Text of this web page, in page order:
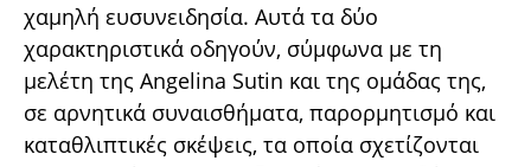
χαμηλή ευσυνειδησία. Αυτά τα δύο
χαρακτηριστικά οδηγούν, σύμφωνα με τη
μελέτη της Angelina Sutin και της ομάδας της,
σε αρνητικά συναισθήματα, παρορμητισμό και
καταθλιπτικές σκέψεις, τα οποία σχετίζονται